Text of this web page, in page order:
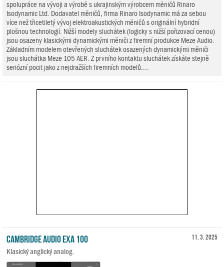
spolupráce na vývoji a výrobě s ukrajinským výrobcem měničů Rinaro
Isodynamic Ltd. Dodavatel měničů, firma Rinaro Isodynamic má za sebou
více než třicetiletý vývoj elektroakustických měničů s originální hybridní
plošnou technologií. Nižší modely sluchátek (logicky s nižší pořizovací cenou)
jsou osazeny klasickými dynamickými měniči z firemní produkce Meze Audio.
Základním modelem otevřených sluchátek osazených dynamickými měniči
jsou sluchátka Meze 105 AER. Z prvního kontaktu sluchátek získáte stejně
seriózní pocit jako z nejdražších firemních modelů....
11. 3. 2025
Cambridge Audio EXA 100
Klasický anglický analog.